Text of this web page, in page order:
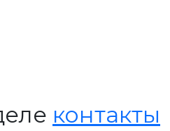
контакты